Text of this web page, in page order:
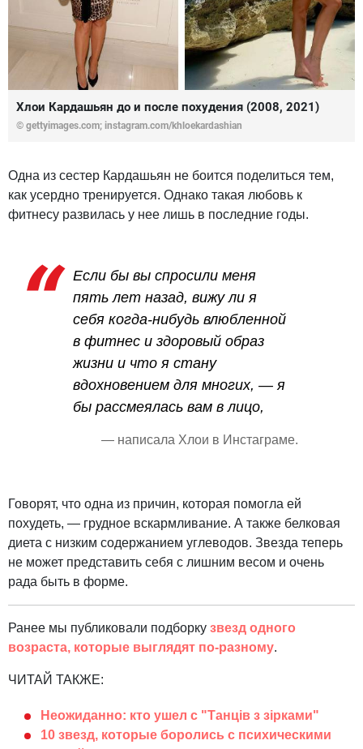
Хлои Кардашьян до и после похудения (2008, 2021)
© gettyimages.com; instagram.com/khloekardashian
Одна из сестер Кардашьян не боится поделиться тем,
как усердно тренируется. Однако такая любовь к
фитнесу развилась у нее лишь в последние годы.
Если бы вы спросили меня
пять лет назад, вижу ли я
себя когда-нибудь влюбленной
в фитнес и здоровый образ
жизни и что я стану
вдохновением для многих, — я
бы рассмеялась вам в лицо,
— написала Хлои в Инстаграме.
Говорят, что одна из причин, которая помогла ей
похудеть, — грудное вскармливание. А также белковая
диета с низким содержанием углеводов. Звезда теперь
не может представить себя с лишним весом и очень
рада быть в форме.
Ранее мы публиковали подборку звезд одного
возраста, которые выглядят по-разному.
ЧИТАЙ ТАКЖЕ:
Неожиданно: кто ушел с "Танців з зірками"
10 звезд, которые боролись с психическими